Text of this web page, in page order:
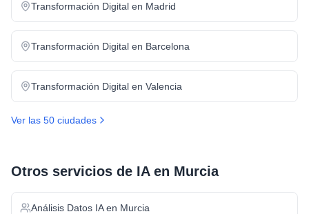
Transformación Digital en Madrid
Transformación Digital en Barcelona
Transformación Digital en Valencia
Ver las 50 ciudades
Otros servicios de IA en Murcia
Análisis Datos IAen Murcia